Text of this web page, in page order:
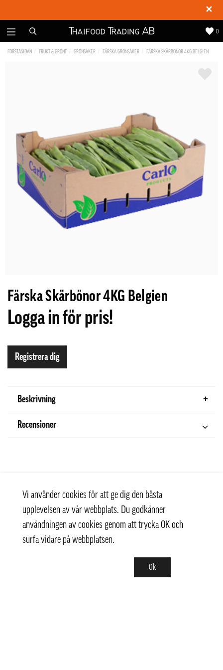
✕
0
FÖRSTASIDAN FRUKT & GRÖNT GRÖNSAKER FÄRSKA GRÖNSAKER FÄRSKA SKÄRBÖNOR 4KG BELGIEN
Färska Skärbönor 4KG Belgien
Logga in för pris!
Registrera dig
Beskrivning
Recensioner
Vi använder cookies för att ge dig den bästa
upplevelsen av vår webbplats. Du godkänner
användningen av cookies genom att trycka OK och
surfa vidare på webbplatsen.
Ok